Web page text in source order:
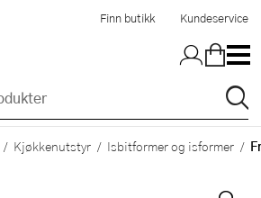
Finn butikk Kundeservice
Kjøkkenutstyr Isbitformer og isformer